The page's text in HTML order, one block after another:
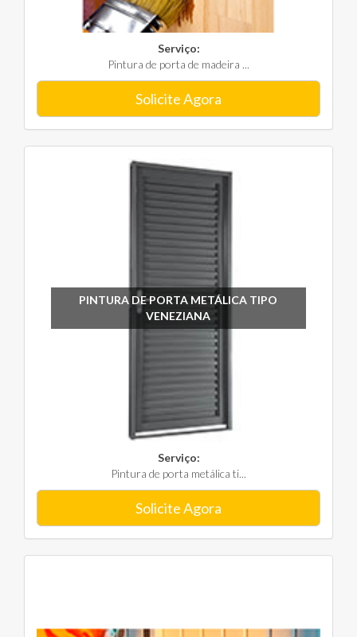
Serviço:
Pintura de porta de madeira ...
Solicite Agora
PINTURA DE PORTA METÁLICA TIPO
VENEZIANA
Serviço:
Pintura de porta metálica ti...
Solicite Agora